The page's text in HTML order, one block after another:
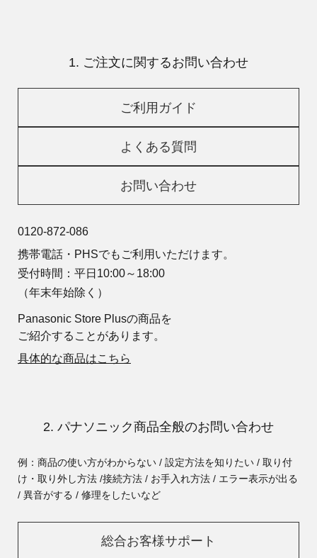
1. ご注文に関するお問い合わせ
ご利用ガイド
よくある質問
お問い合わせ
0120-872-086
携帯電話・PHSでもご利用いただけます。
受付時間：平日10:00～18:00
（年末年始除く）
Panasonic Store Plusの商品を
ご紹介することがあります。
具体的な商品はこちら
2. パナソニック商品全般のお問い合わせ
例：商品の使い方がわからない / 設定方法を知りたい / 取り付
け・取り外し方法 /接続方法 / お手入れ方法 / エラー表示が出る
/ 異音がする / 修理をしたいなど
総合お客様サポート